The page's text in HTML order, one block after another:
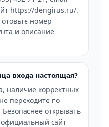
https://dengirus.ru/.
номер
и описание
входа настоящая?
наличие корректных
переходите по
открывать
сайт